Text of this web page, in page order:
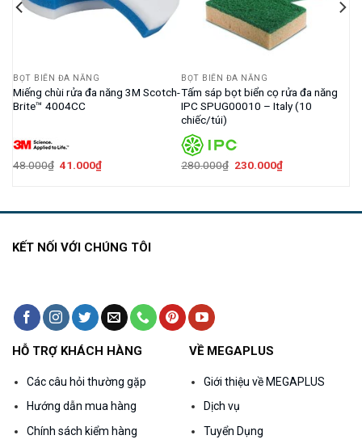
BỌT BIỂN ĐA NĂNG
Miếng chùi rửa đa năng 3M Scotch-
Brite™ 4004CC
48.000₫ Giá
41.000₫Giá
BỌT BIỂN ĐA NĂNG
Tấm sáp bọt biển cọ rửa đa năng
IPC SPUG00010 – Italy (10
chiếc/túi)
280.000₫ Giá
230.000₫Giá
KẾT NỐI VỚI CHÚNG TÔI
HỖ TRỢ KHÁCH HÀNG
Các câu hỏi thường gặp
Hướng dẫn mua hàng
Chính sách kiểm hàng
VỀ MEGAPLUS
Giới thiệu về MEGAPLUS
Dịch vụ
Tuyển Dụng